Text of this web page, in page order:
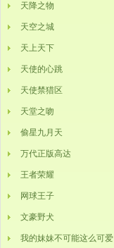
天降之物
天空之城
天上天下
天使的心跳
天使禁猎区
天堂之吻
偷星九月天
万代正版高达
王者荣耀
网球王子
文豪野犬
我的妹妹不可能这么可爱